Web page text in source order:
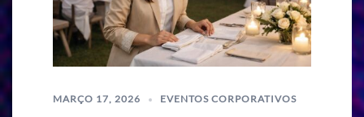
MARÇO 17, 2026 EVENTOS CORPORATIVOS